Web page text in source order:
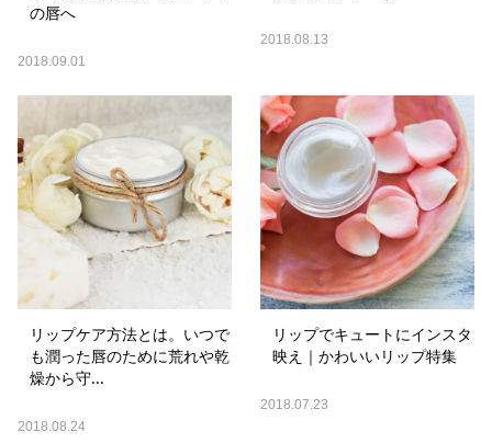
の唇へ
2018.09.01
2018.08.13
リップケア方法とは。いつで
も潤った唇のために荒れや乾
燥から守...
2018.08.24
リップでキュートにインスタ
映え｜かわいいリップ特集
2018.07.23
当サイトとは